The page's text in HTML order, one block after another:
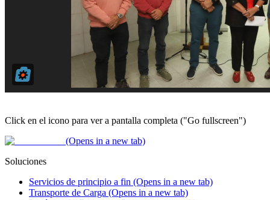
Click en el icono para ver a pantalla completa ("Go fullscreen")
(Opens in a new tab)
Soluciones
Servicios de principio a fin (Opens in a new tab)
Transporte de Carga (Opens in a new tab)